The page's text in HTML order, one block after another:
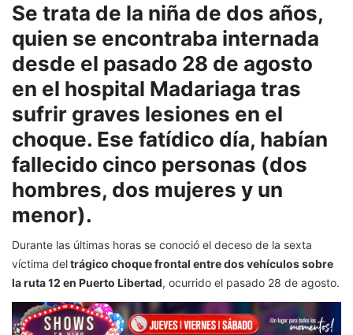
Se trata de la niña de dos años,
quien se encontraba internada
desde el pasado 28 de agosto
en el hospital Madariaga tras
sufrir graves lesiones en el
choque. Ese fatídico día, habían
fallecido cinco personas (dos
hombres, dos mujeres y un
menor).
Durante las últimas horas se conoció el deceso de la sexta
víctima deltrágico choque frontal entre dos vehículos sobre
la ruta 12 en Puerto Libertad, ocurrido el pasado 28 de agosto.